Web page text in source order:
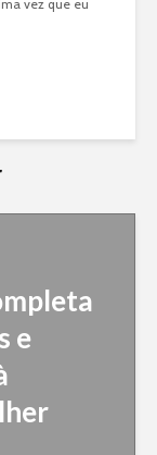
vez que eu
e